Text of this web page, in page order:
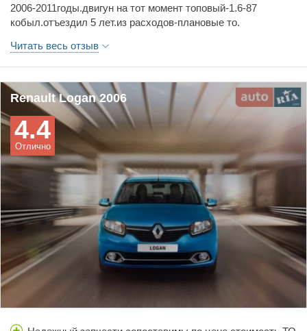
2006-2011годы.двигун на тот момент топовый-1.6-87
кобыл.отъездил 5 лет.из расходов-плановые то.
Читать весь отзыв
Renault Logan 2006
Отлично
4.4